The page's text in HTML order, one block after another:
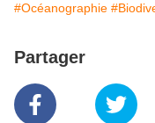
#Océanographie
Partager